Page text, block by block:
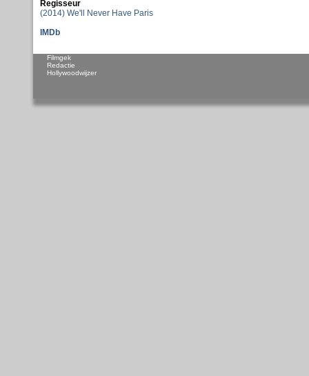
Regisseur
(2014) We'll Never Have Paris
IMDb
Filmgek
Redactie
Hollywoodwijzer